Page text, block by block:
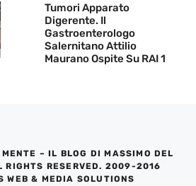
Tumori Apparato
Digerente. Il
Gastroenterologo
Salernitano Attilio
Maurano Ospite Su RAI 1
– IL BLOG DI MASSIMO DEL
RESERVED. 2009-2016
WEB & MEDIA SOLUTIONS